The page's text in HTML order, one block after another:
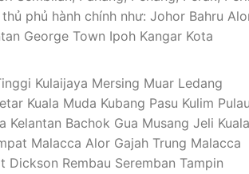
phủ hành chính như: Johor Bahru
George Town Ipoh Kangar Kota
Kulaijaya Mersing Muar Ledang
Kuala Muda Kubang Pasu Kulim
Kelantan Bachok Gua Musang Jeli Kuala
Malacca Alor Gajah Trung Malacca
Rembau Seremban Tampin